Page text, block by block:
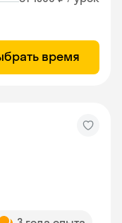
время